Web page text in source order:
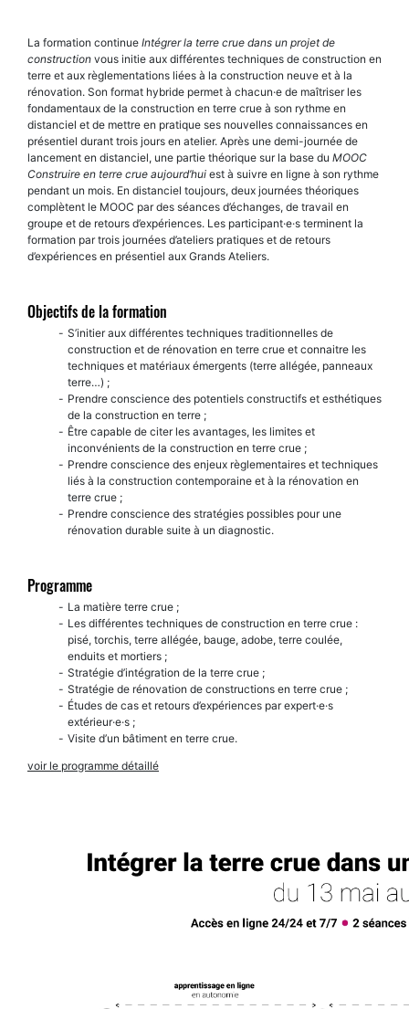
La formation continue Intégrer la terre crue dans un projet de
construction vous initie aux différentes techniques de construction en
terre et aux règlementations liées à la construction neuve et à la
rénovation. Son format hybride permet à chacun·e de maîtriser les
fondamentaux de la construction en terre crue à son rythme en
distanciel et de mettre en pratique ses nouvelles connaissances en
présentiel durant trois jours en atelier. Après une demi-journée de
lancement en distanciel, une partie théorique sur la base du MOOC
Construire en terre crue aujourd’hui est à suivre en ligne à son rythme
pendant un mois. En distanciel toujours, deux journées théoriques
complètent le MOOC par des séances d’échanges, de travail en
groupe et de retours d’expériences. Les participant·e·s terminent la
formation par trois journées d’ateliers pratiques et de retours
d’expériences en présentiel aux Grands Ateliers.
Objectifs de la formation
S’initier aux différentes techniques traditionnelles de
construction et de rénovation en terre crue et connaitre les
techniques et matériaux émergents (terre allégée, panneaux
terre…) ;
Prendre conscience des potentiels constructifs et esthétiques
de la construction en terre ;
Être capable de citer les avantages, les limites et
inconvénients de la construction en terre crue ;
Prendre conscience des enjeux règlementaires et techniques
liés à la construction contemporaine et à la rénovation en
terre crue ;
Prendre conscience des stratégies possibles pour une
rénovation durable suite à un diagnostic.
Programme
La matière terre crue ;
Les différentes techniques de construction en terre crue :
pisé, torchis, terre allégée, bauge, adobe, terre coulée,
enduits et mortiers ;
Stratégie d’intégration de la terre crue ;
Stratégie de rénovation de constructions en terre crue ;
Études de cas et retours d’expériences par expert·e·s
extérieur·e·s ;
Visite d’un bâtiment en terre crue.
voir le programme détaillé